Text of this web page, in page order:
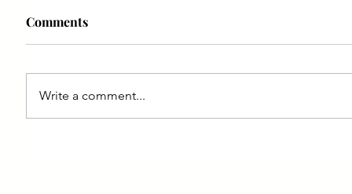
Comments
Write a comment...